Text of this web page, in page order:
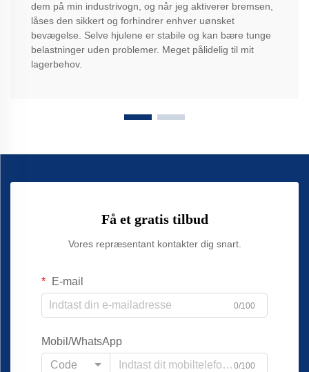
dem på min industrivogn, og når jeg aktiverer bremsen,
låses den sikkert og forhindrer enhver uønsket
bevægelse. Selve hjulene er stabile og kan bære tunge
belastninger uden problemer. Meget pålidelig til mit
lagerbehov.
Få et gratis tilbud
Vores repræsentant kontakter dig snart.
E-mail
0/100
Mobil/WhatsApp
Code
0/100